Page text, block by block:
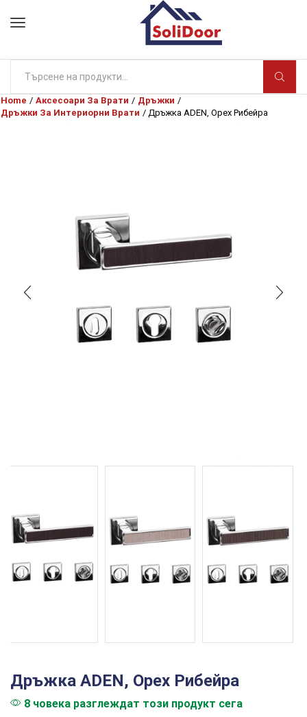
input
Home / Аксесоари За Врати / Дръжки /
Дръжки За Интериорни Врати / Дръжка ADEN, Орех Рибейра
Дръжка ADEN, Орех Рибейра
8 човека разглеждат този продукт сега